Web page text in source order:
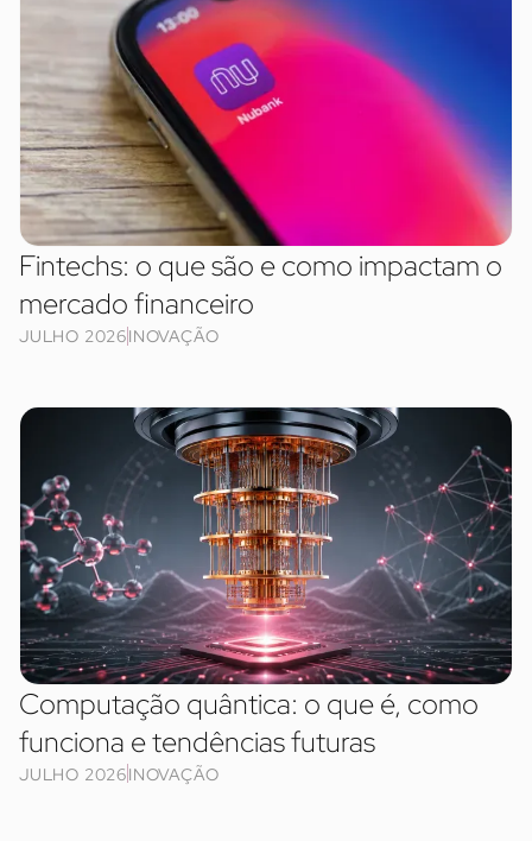
Fintechs: o que são e como impactam o
mercado financeiro
JULHO 2026INOVAÇÃO
Computação quântica: o que é, como
funciona e tendências futuras
JULHO 2026INOVAÇÃO